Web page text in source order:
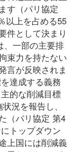
す（パリ協定
以上を占める55
件として決まり
、一部の主要排
束力を持たない
言が反映されま
達成する義務
的な削減目標
況を報告し、
（パリ協定 第4
トップダウン
上国には削減義